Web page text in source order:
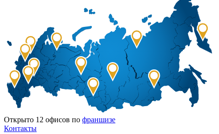
Открыто 12 офисов по франшизе
Контакты